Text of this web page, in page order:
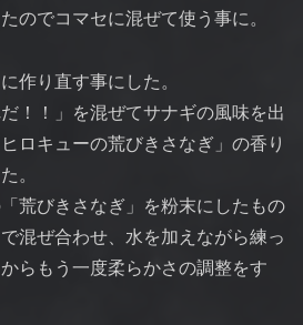
のでコマセに混ぜて使う事に。
作り直す事にした。
！！」を混ぜてサナギの風味を出
ロキューの荒びきさなぎ」の香り
。
荒びきさなぎ」を粉末にしたもの
混ぜ合わせ、水を加えながら練っ
らもう一度柔らかさの調整をす